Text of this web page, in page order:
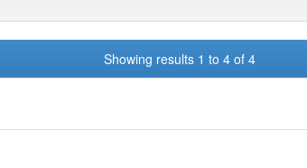
Showing results 1 to 4 of 4